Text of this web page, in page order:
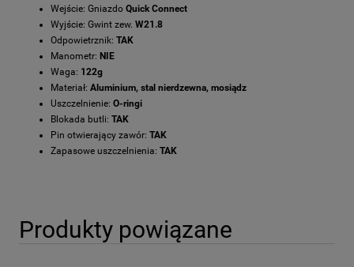
Wejście: Gniazdo Quick Connect
Wyjście: Gwint zew. W21.8
Odpowietrznik: TAK
Manometr: NIE
Waga: 122g
Materiał: Aluminium, stal nierdzewna, mosiądz
Uszczelnienie: O-ringi
Blokada butli: TAK
Pin otwierający zawór: TAK
Zapasowe uszczelnienia: TAK
Produkty powiązane